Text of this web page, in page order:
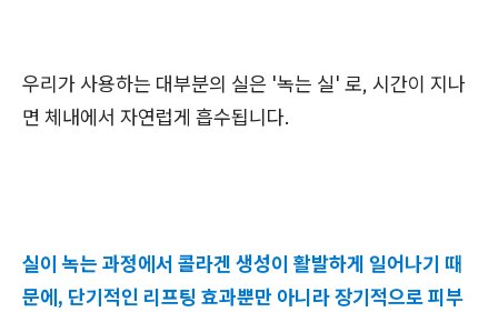
우리가 사용하는 대부분의 실은 '녹는 실' 로, 시간이 지나
면 체내에서 자연럽게 흡수됩니다.
실이 녹는 과정에서 콜라겐 생성이 활발하게 일어나기 때
문에, 단기적인 리프팅 효과뿐만 아니라 장기적으로 피부